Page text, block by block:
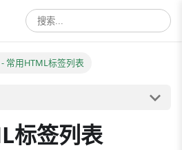
- 常用HTML标签列表
标签列表